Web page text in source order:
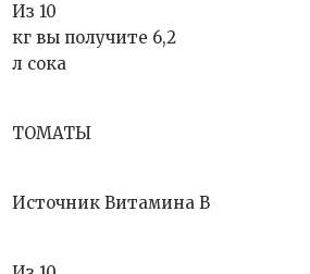
Из 10
кг вы получите 6,2
л сока
ТОМАТЫ
Источник Витамина B